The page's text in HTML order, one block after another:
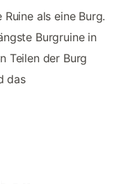
als eine Burg.
Burgruine in
Teilen der Burg
das